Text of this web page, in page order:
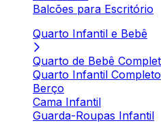
Balcões para Escritório
Quarto Infantil e Bebê
Quarto de Bebê
Quarto Infantil Completo
Berço
Cama Infantil
Guarda-Roupas Infantil